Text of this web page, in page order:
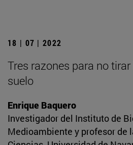
18 | 07 | 2022
Tres razones para no
suelo
Enrique Baquero
Investigador del Instituto de
Medioambiente y profesor de